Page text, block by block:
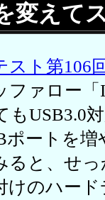
変えて
スト第106
ファロー「
もUSB3.0
ポートを
ると、せ
けのハー